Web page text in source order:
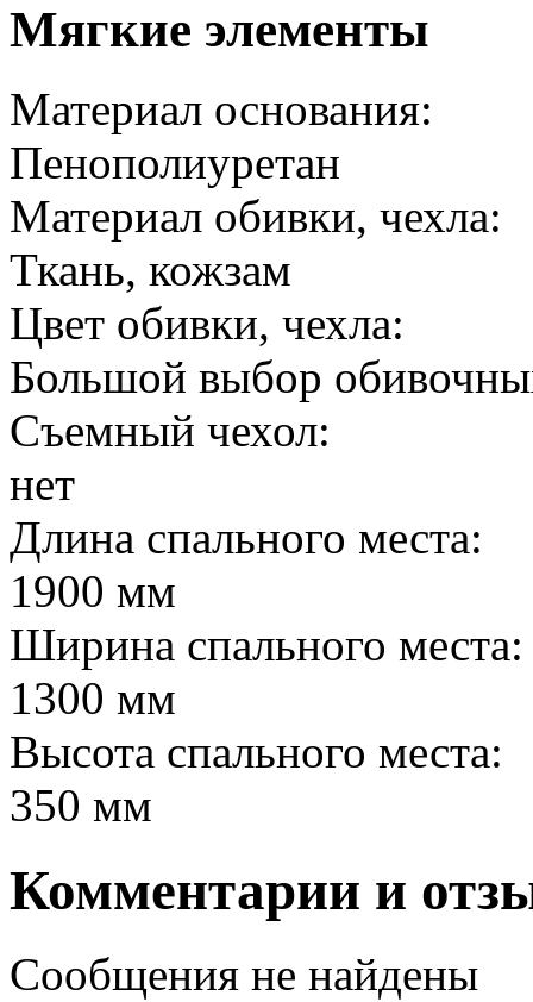
Мягкие элементы
Материал основания:
Пенополиуретан
Материал обивки, чехла:
Ткань, кожзам
Цвет обивки, чехла:
Большой выбор
Съемный чехол:
нет
Длина спального места:
1900 мм
Ширина спального места:
1300 мм
Высота спального места:
350 мм
Комментарии и
Сообщения не найдены